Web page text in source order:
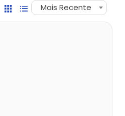
Mais Recente